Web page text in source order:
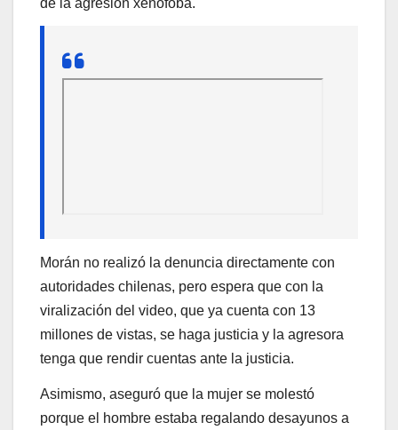
Morán no realizó la denuncia directamente con
autoridades chilenas, pero espera que con la
viralización del video, que ya cuenta con 13
millones de vistas, se haga justicia y la agresora
tenga que rendir cuentas ante la justicia.
Asimismo, aseguró que la mujer se molestó
porque el hombre estaba regalando desayunos a